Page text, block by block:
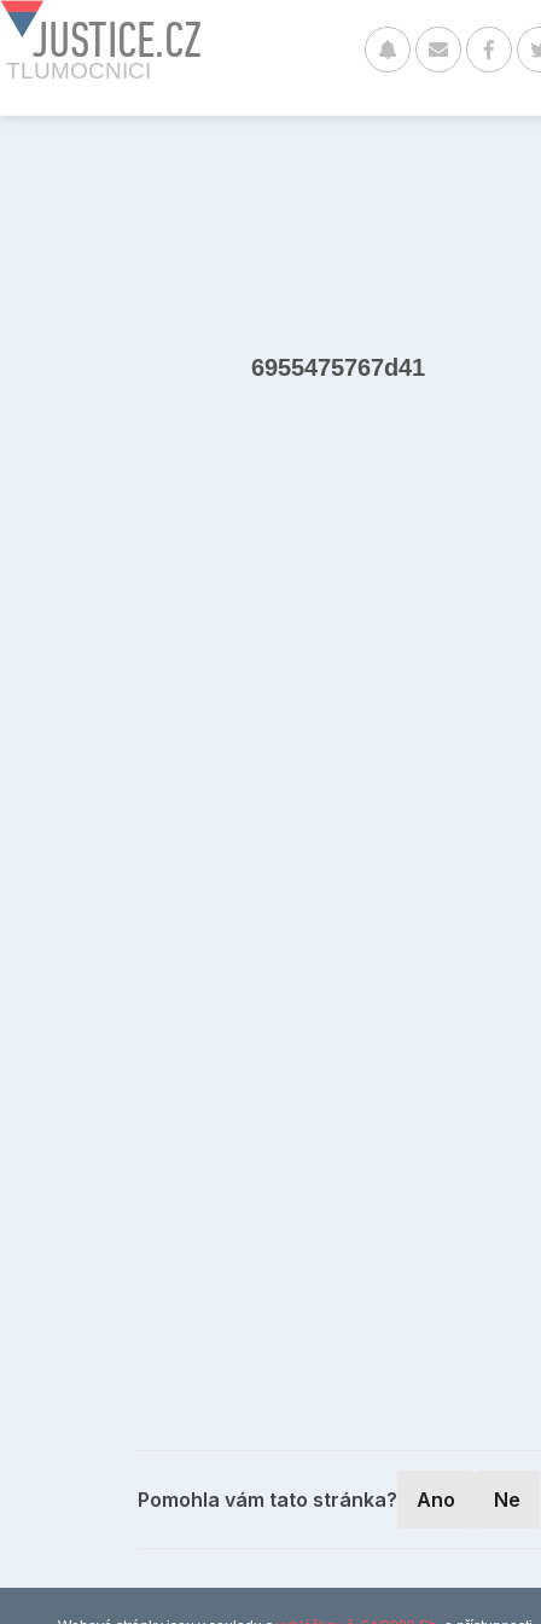
JUSTICE.CZ
TLUMOCNICI
6955475767d41
Pomohla vám tato stránka? Ano Ne